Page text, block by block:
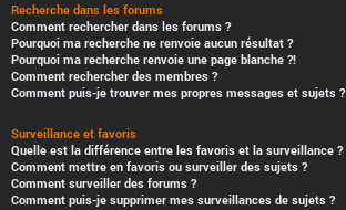
Recherche dans les forums
Comment rechercher dans les forums ?
Pourquoi ma recherche ne renvoie aucun résultat ?
Pourquoi ma recherche renvoie une page blanche ?!
Comment rechercher des membres ?
Comment puis-je trouver mes propres messages et sujets ?
Surveillance et favoris
Quelle est la différence entre les favoris et la surveillance ?
Comment mettre en favoris ou surveiller des sujets ?
Comment surveiller des forums ?
Comment puis-je supprimer mes surveillances de sujets ?